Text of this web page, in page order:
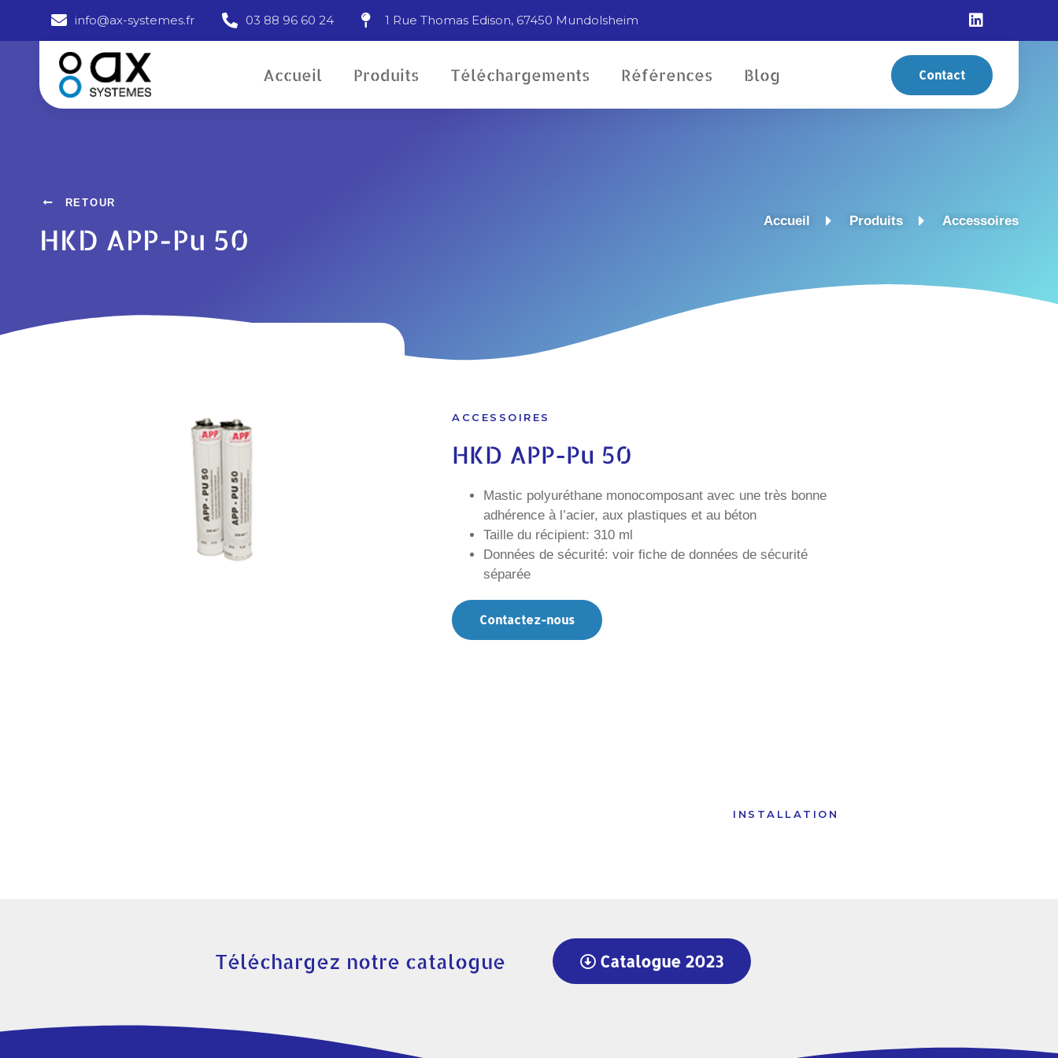
info@ax-systemes.fr 03 88 96 60 24 1 Rue Thomas Edison, 67450 Mundolsheim
Accueil Produits Téléchargements Références Blog Contact
RETOUR
HKD APP-Pu 50
Accueil Produits Accessoires
ACCESSOIRES
HKD APP-Pu 50
Mastic polyuréthane monocomposant avec une très bonne
adhérence à l’acier, aux plastiques et au béton
Taille du récipient: 310 ml
Données de sécurité: voir fiche de données de sécurité
séparée
Contactez-nous
INSTALLATION
Téléchargez notre catalogue Catalogue 2023